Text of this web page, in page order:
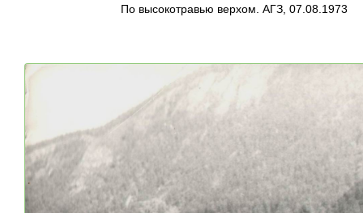
По высокотравью верхом. АГЗ, 07.08.1973